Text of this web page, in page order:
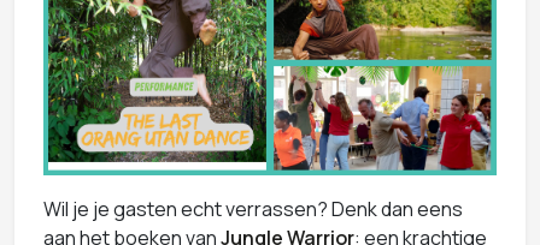
Wil je je gasten echt verrassen? Denk dan eens
aan het boeken vanJungle Warrior: een krachtige